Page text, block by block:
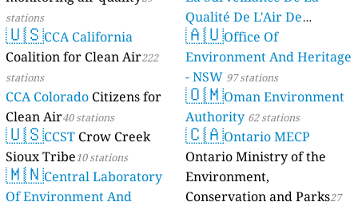
stations
🇺🇸CCA California
Coalition for Clean Air222
stations
CCA Colorado Citizens for
Clean Air40 stations
🇺🇸CCST Crow Creek
Sioux Tribe10 stations
🇲🇳Central Laboratory
Of Environment And
Qualité De L'Air De
Mayotte 4 stations
🇦🇺Office Of
Environment And Heritage
- NSW 97 stations
🇴🇲Oman Environment
Authority 62 stations
🇨🇦Ontario MECP
Ontario Ministry of the
Environment,
Conservation and Parks27